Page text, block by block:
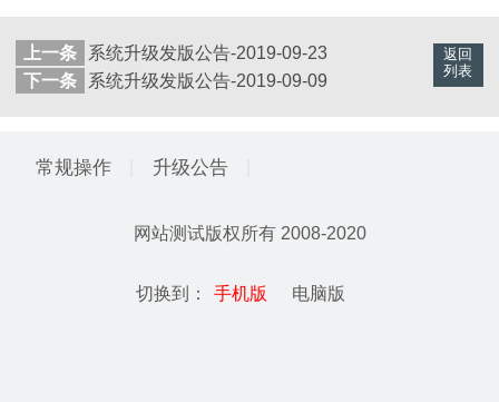
返回
列表
上一条
系统升级发版公告-2019-09-23
下一条
系统升级发版公告-2019-09-09
常规操作 升级公告
网站测试版权所有 2008-2020
切换到： 手机版 电脑版